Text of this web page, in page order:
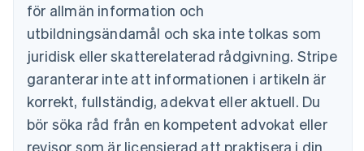
för allmän information och
utbildningsändamål och ska inte tolkas som
juridisk eller skatterelaterad rådgivning. Stripe
garanterar inte att informationen i artikeln är
korrekt, fullständig, adekvat eller aktuell. Du
bör söka råd från en kompetent advokat eller
revisor som är licensierad att praktisera i din
Bulgarien
English
Cypern
English
Danmark
English
English
Fastlandskina